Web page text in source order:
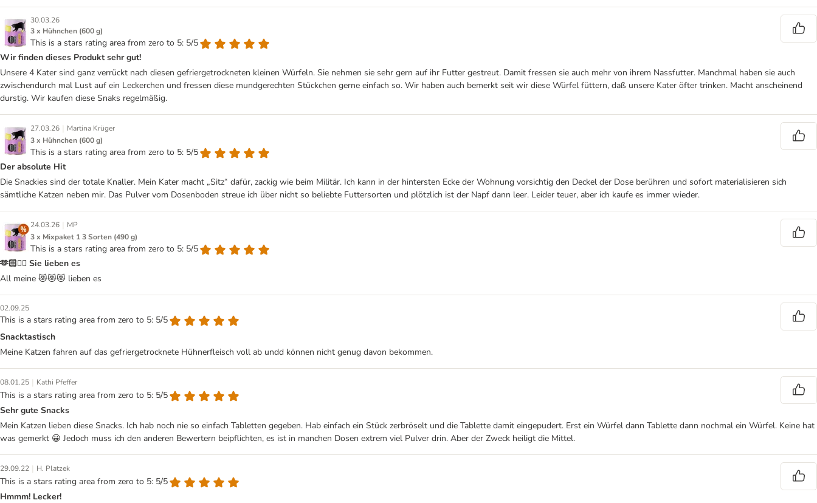
30.03.26
3 x Hühnchen (600 g)
This is a stars rating area from zero to 5: 5/5
Wir finden dieses Produkt sehr gut!
Unsere 4 Kater sind ganz verrückt nach diesen gefriergetrockneten kleinen Würfeln. Sie nehmen sie sehr gern auf ihr Futter gestreut. Damit fressen sie auch mehr von ihrem Nassfutter. Manchmal haben sie auch
zwischendurch mal Lust auf ein Leckerchen und fressen diese mundgerechten Stückchen gerne einfach so. Wir haben auch bemerkt seit wir diese Würfel füttern, daß unsere Kater öfter trinken. Macht anscheinend
durstig. Wir kaufen diese Snaks regelmäßig.
27.03.26 | Martina Krüger
3 x Hühnchen (600 g)
This is a stars rating area from zero to 5: 5/5
Der absolute Hit
Die Snackies sind der totale Knaller. Mein Kater macht „Sitz“ dafür, zackig wie beim Militär. Ich kann in der hintersten Ecke der Wohnung vorsichtig den Deckel der Dose berühren und sofort materialisieren sich
sämtliche Katzen neben mir. Das Pulver vom Dosenboden streue ich über nicht so beliebte Futtersorten und plötzlich ist der Napf dann leer. Leider teuer, aber ich kaufe es immer wieder.
24.03.26 | MP
3 x Mixpaket 1 3 Sorten (490 g)
This is a stars rating area from zero to 5: 5/5
🫶🏻👍🏻 Sie lieben es
All meine 😻😻😻 lieben es
02.09.25
This is a stars rating area from zero to 5: 5/5
Snacktastisch
Meine Katzen fahren auf das gefriergetrocknete Hühnerfleisch voll ab undd können nicht genug davon bekommen.
08.01.25 | Kathi Pfeffer
This is a stars rating area from zero to 5: 5/5
Sehr gute Snacks
Mein Katzen lieben diese Snacks. Ich hab noch nie so einfach Tabletten gegeben. Hab einfach ein Stück zerbröselt und die Tablette damit eingepudert. Erst ein Würfel dann Tablette dann nochmal ein Würfel. Keine hat
was gemerkt 😀 Jedoch muss ich den anderen Bewertern beipflichten, es ist in manchen Dosen extrem viel Pulver drin. Aber der Zweck heiligt die Mittel.
29.09.22 | H. Platzek
This is a stars rating area from zero to 5: 5/5
Hmmm! Lecker!